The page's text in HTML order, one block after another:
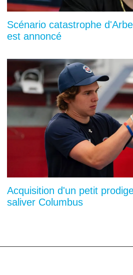
Scénario catastrophe
est annoncé
Acquisition d'un petit
saliver Columbus